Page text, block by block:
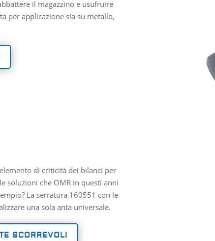
il magazzino e usufruire
per applicazione sia su metallo,
di criticità dei bilanci per
soluzioni che OMR in questi anni
La serratura 160551 con le
una sola anta universale.
SCORREVOLI